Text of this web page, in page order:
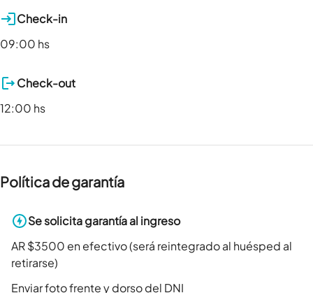
Check-in
09:00 hs
Check-out
12:00 hs
Política de garantía
Se solicita garantía al ingreso
AR $3500 en efectivo (será reintegrado al huésped al
retirarse)
Enviar foto frente y dorso del DNI